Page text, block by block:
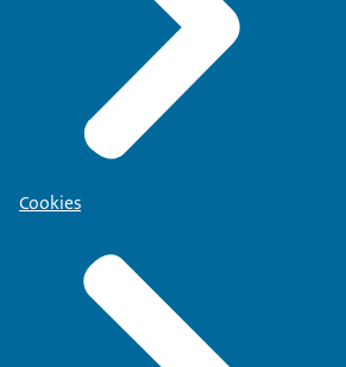
Cookies